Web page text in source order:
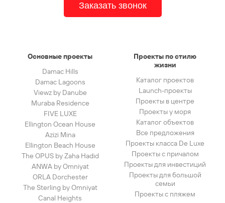
Основные проекты
Damac Hills
Damac Lagoons
Viewz by Danube
Muraba Residence
FIVE LUXE
Ellington Ocean House
Azizi Mina
Ellington Beach House
The OPUS by Zaha Hadid
ANWA by Omniyat
ORLA Dorchester
The Sterling by Omniyat
Canal Heights
Проекты по стилю
жизни
Каталог проектов
Launch-проекты
Проекты в центре
Проекты у моря
Каталог объектов
Все предложения
Проекты класса De Luxe
Проекты с причалом
Проекты для инвестиций
Проекты для большой
семьи
Проекты с пляжем
Заказать звонок